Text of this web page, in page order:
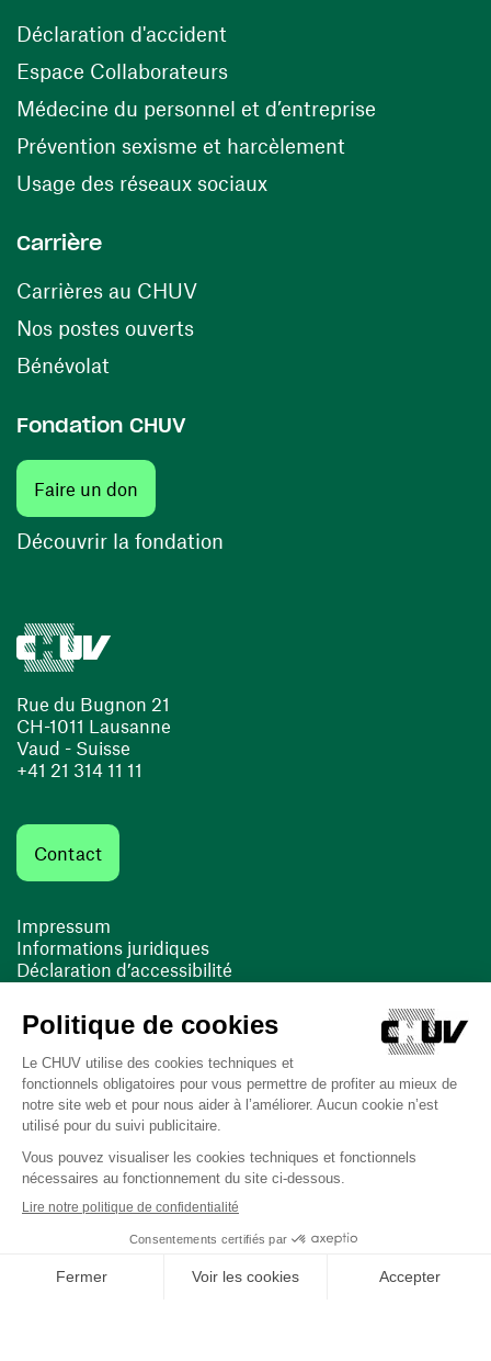
Rue du Bugnon 21
CH-1011 Lausanne
Vaud - Suisse
+41 21 314 11 11
Contact
Impressum
Informations juridiques
Déclaration d’accessibilité
Cookies
(ouvre une nouvelle fenêtre)
(ouvre une nouvelle fenêtre)
Dernière mise à jour le 13/08/2025 à 10:19
Déclaration d'accident
Espace Collaborateurs(ouvre une nouvelle fenêtre)
Médecine du personnel et d’entreprise
Prévention sexisme et harcèlement
Usage des réseaux sociaux(ouvre une nouvelle
Carrière
Carrières au CHUV(ouvre une nouvelle fenêtre)
Nos postes ouverts(ouvre une nouvelle fenêtre)
Bénévolat
Fondation CHUV
Faire un don
Découvrir la fondation